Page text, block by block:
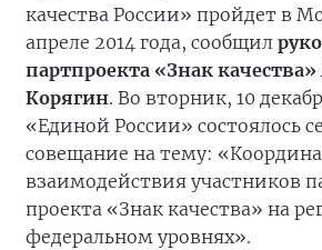
качества России» пройдет в
апреле 2014 года, сообщил
партпроекта «Знак качества»
Корягин. Во вторник, 10
«Единой России» состоялось
совещание на тему:
взаимодействия участников
проекта «Знак качества» на
федеральном уровнях».